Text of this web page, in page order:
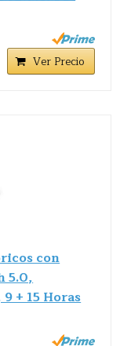
Ver Precio
con
5.0,
+ 15 Horas